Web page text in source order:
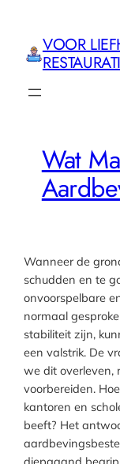
VOOR
Wat
Wanneer de
schudden en te
onvoorspelbare
normaal
stabiliteit zijn,
een valstrik. De
we dit overleven,
voorbereiden.
kantoren en
beeft? Het
diepgaand